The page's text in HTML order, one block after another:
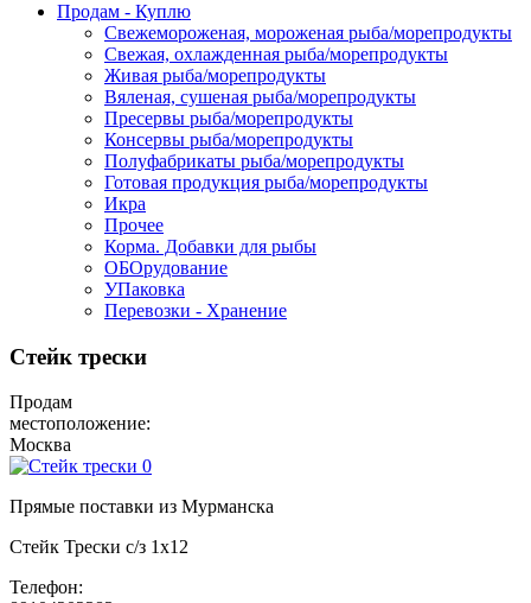
Продам - Куплю
Свежемороженая, мороженая рыба/морепродукты
Свежая, охлажденная рыба/морепродукты
Живая рыба/морепродукты
Вяленая, сушеная рыба/морепродукты
Пресервы рыба/морепродукты
Консервы рыба/морепродукты
Полуфабрикаты рыба/морепродукты
Готовая продукция рыба/морепродукты
Икра
Прочее
Корма. Добавки для рыбы
ОБОрудование
УПаковка
Перевозки - Хранение
Стейк трески
Продам
местоположение:
Москва
Прямые поставки из Мурманска
Стейк Трески с/з 1х12
Телефон: